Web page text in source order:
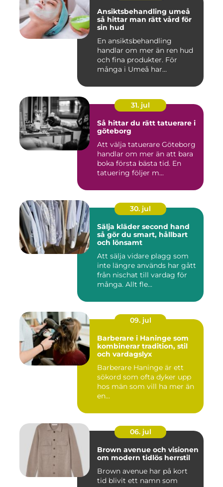
Ansiktsbehandling umeå
så hittar man rätt vård för
sin hud
En ansiktsbehandling
handlar om mer än ren hud
och fina produkter. För
många i Umeå har
31. jul
Så hittar du rätt tatuerare i
göteborg
Att välja tatuerare Göteborg
handlar om mer än att bara
boka första bästa tid. En
tatuering följer m...
30. jul
Sälja kläder second hand
så gör du smart, hållbart
och lönsamt
Att sälja vidare plagg som
inte längre används har gått
från nischat till vardag för
många. Allt fle...
09. jul
Barberare i Haninge som
kombinerar tradition, stil
och vardagslyx
Barberare Haninge är ett
sökord som ofta dyker upp
hos män som vill ha mer än
en...
06. jul
Brown avenue och visionen
om modern tidlös herrstil
Brown avenue har på kort
tid blivit ett namn som